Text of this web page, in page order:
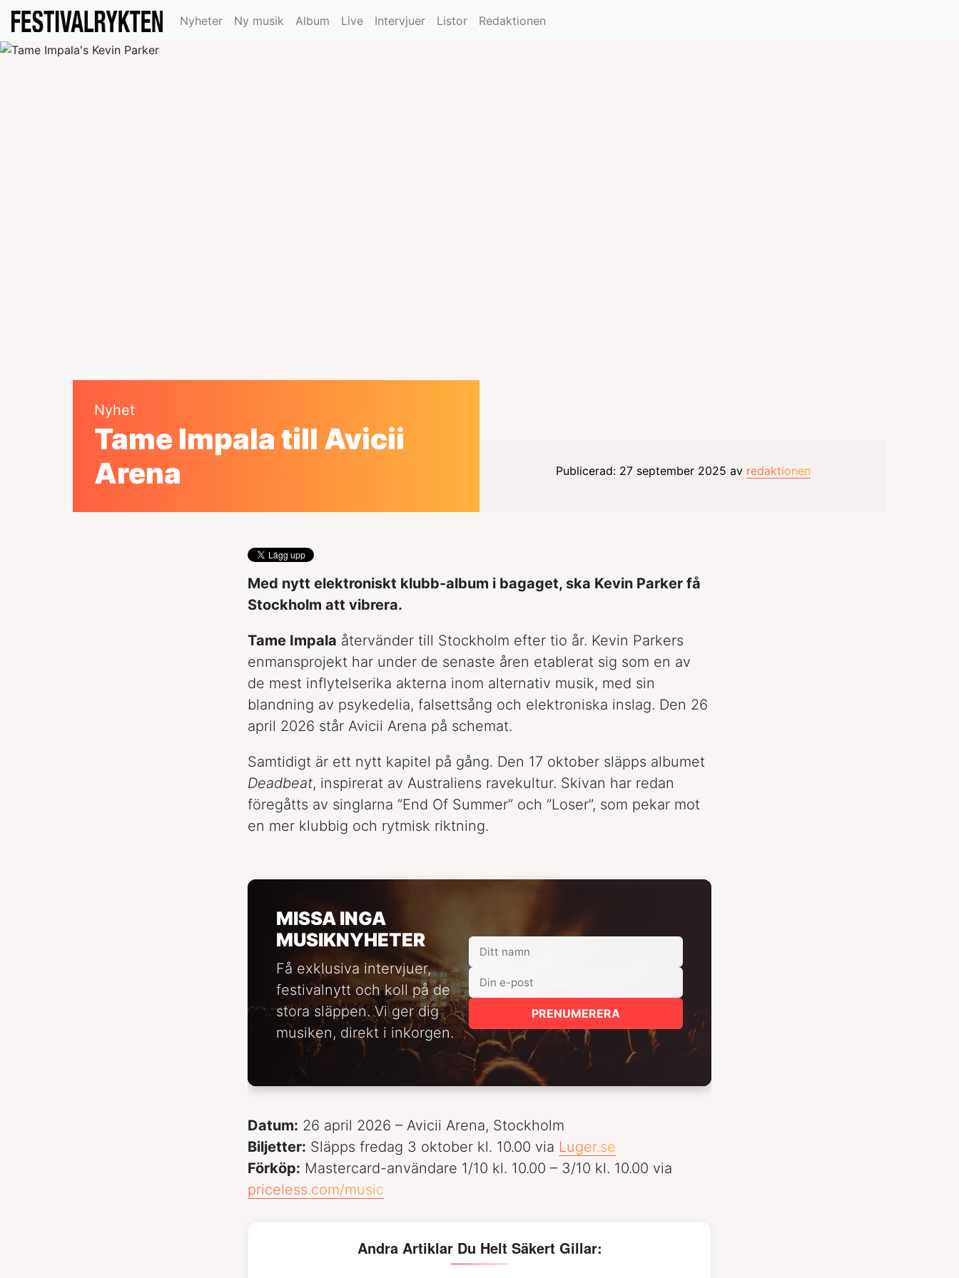
Nyheter Ny musik Album Live Intervjuer Listor Redaktionen
Nyhet
Tame Impala till Avicii
Arena
Publicerad: 27 september 2025 av redaktionen
Med nytt elektroniskt klubb-album i bagaget, ska Kevin Parker få
Stockholm att vibrera.
Tame Impala återvänder till Stockholm efter tio år. Kevin Parkers
enmansprojekt har under de senaste åren etablerat sig som en av
de mest inflytelserika akterna inom alternativ musik, med sin
blandning av psykedelia, falsettsång och elektroniska inslag. Den 26
april 2026 står Avicii Arena på schemat.
Samtidigt är ett nytt kapitel på gång. Den 17 oktober släpps albumet
Deadbeat, inspirerat av Australiens ravekultur. Skivan har redan
föregåtts av singlarna ”End Of Summer” och ”Loser”, som pekar mot
en mer klubbig och rytmisk riktning.
MISSA INGA
MUSIKNYHETER
Få exklusiva intervjuer,
festivalnytt och koll på de
stora släppen. Vi ger dig
musiken, direkt i inkorgen.
PRENUMERERA
Datum: 26 april 2026 – Avicii Arena, Stockholm
Biljetter: Släpps fredag 3 oktober kl. 10.00 via Luger.se
Förköp: Mastercard-användare 1/10 kl. 10.00 – 3/10 kl. 10.00 via
priceless.com/music
Andra Artiklar Du Helt Säkert Gillar: